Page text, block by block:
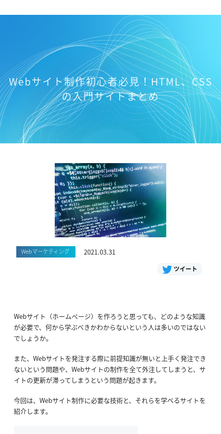
Webサイト制作初心者必見！HTML、CSS
の入門サイトまとめ
Webマーケティング 2021.03.31
ツイート
Webサイト（ホームページ）を作ろうと思っても、どのような知識
が必要で、何から学ぶべきかわからないという人は多いのではない
でしょうか。
また、Webサイトを発注する際に前提知識が無いと上手く発注でき
ないという問題や、Webサイトの制作を全て外注してしまうと、サ
イトの更新が滞ってしまうという問題が起きます。
今回は、Webサイト制作に必要な技術と、それらを学べるサイトを
紹介します。